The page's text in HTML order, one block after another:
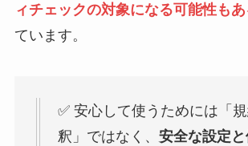
ィチェックの対象になる可能性もあ
ています。
✅ 安心して使うためには「
釈」ではなく、 安全な設定